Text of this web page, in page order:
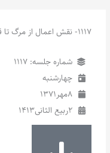
1117- نقش اعمال از مرگ تا قیامت 113 > کوثر 2
شماره جلسه: 1117
چهارشنبه
8مهر1371
2ربیع الثانی1413